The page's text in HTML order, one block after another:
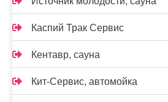
Каспий Трак Сервис
Кентавр, сауна
Кит-Сервис, автомойка